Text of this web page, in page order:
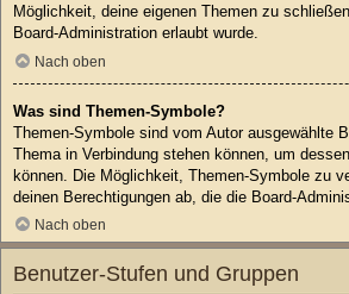
Möglichkeit, deine eigenen Themen zu
Board-Administration erlaubt wurde.
Nach oben
Was sind Themen-Symbole?
Themen-Symbole sind vom Autor ausgewählte
Thema in Verbindung stehen können, um
können. Die Möglichkeit, Themen-Symbole zu
deinen Berechtigungen ab, die die Board-
Nach oben
Benutzer-Stufen und Gruppen